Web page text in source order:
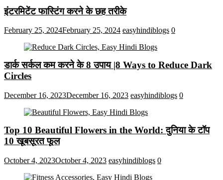
इंटरमिटेंट फास्टिंग करने के छह तरीके
February 25, 2024February 25, 2024 easyhindiblogs 0
डार्क सर्कल कम करने के 8 उपाय |8 Ways to Reduce Dark
Circles
December 16, 2023December 16, 2023 easyhindiblogs 0
Top 10 Beautiful Flowers in the World: दुनिया के टॉप
10 खूबसूरत फूल
October 4, 2023October 4, 2023 easyhindiblogs 0